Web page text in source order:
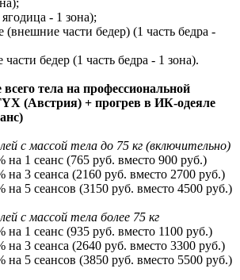
- 1 зона);
части бедер) (1 часть бедра -
бедер (1 часть бедра - 1 зона).
тела на профессиональной
(Австрия) + прогрев в ИК-одеяле
с массой тела до 75 кг (включительно)
1 сеанс (765 руб. вместо 900 руб.)
3 сеанса (2160 руб. вместо 2700 руб.)
5 сеансов (3150 руб. вместо 4500 руб.)
с массой тела более 75 кг
1 сеанс (935 руб. вместо 1100 руб.)
3 сеанса (2640 руб. вместо 3300 руб.)
5 сеансов (3850 руб. вместо 5500 руб.)